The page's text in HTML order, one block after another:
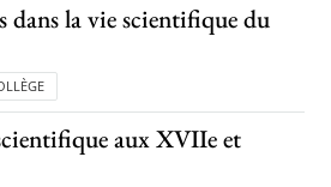
dans la vie scientifique du
aux XVIIe et